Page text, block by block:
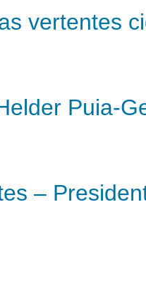
vertentes
Puia-
–